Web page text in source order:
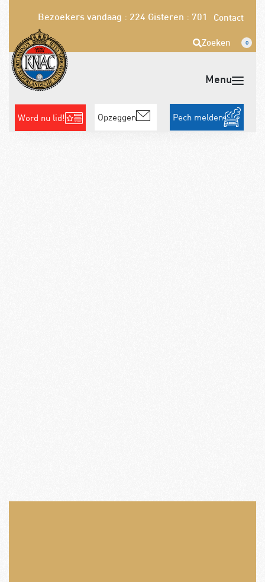
Bezoekers vandaag : 224 Gisteren : 701 Contact
Zoeken 0
Word nu lid! Opzeggen Pech melden